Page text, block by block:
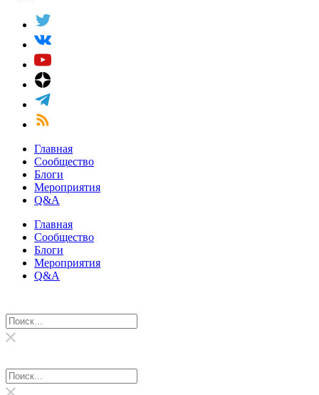
Главная
Сообщество
Блоги
Мероприятия
Q&A
Главная
Сообщество
Блоги
Мероприятия
Q&A